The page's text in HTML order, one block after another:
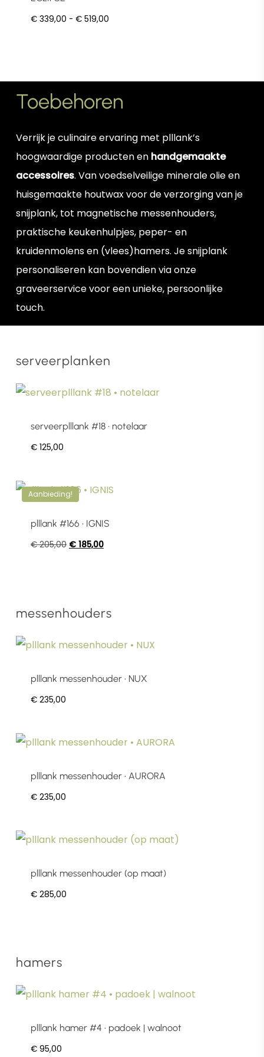
heeft
kan
worden
productpagina
€339,00 - €519,00Prijsklasse:
Toebehoren
Verrijk je culinaire ervaring met plllank’s
hoogwaardige producten en handgemaakte
accessoires. Van voedselveilige minerale olie en
huisgemaakte houtwax voor de verzorging van je
snijplank, tot magnetische messenhouders,
praktische keukenhulpjes, peper- en
kruidenmolens en (vlees)hamers. Je snijplank
personaliseren kan bovendien via onze
graveerservice voor een unieke, persoonlijke
touch.
serveerplanken
serveerplllank #18 • notelaar
€125,00
Aanbieding!
plllank #166 • IGNIS
€205,00 Oorspronkelijke
€185,00Huidige
messenhouders
plllank messenhouder • NUX
€235,00
plllank messenhouder • AURORA
€235,00
plllank messenhouder (op maat)
€285,00
hamers
plllank hamer #4 • padoek | walnoot
€95,00